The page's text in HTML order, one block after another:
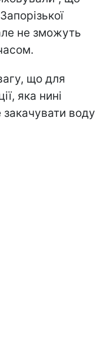
не зможуть
що для
яка нині
закачувати воду